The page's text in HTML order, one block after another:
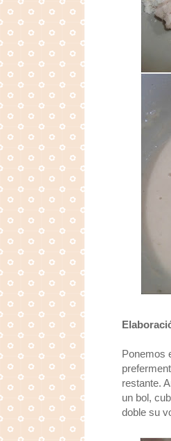
Ponemos
restante.
un bol,
doble su